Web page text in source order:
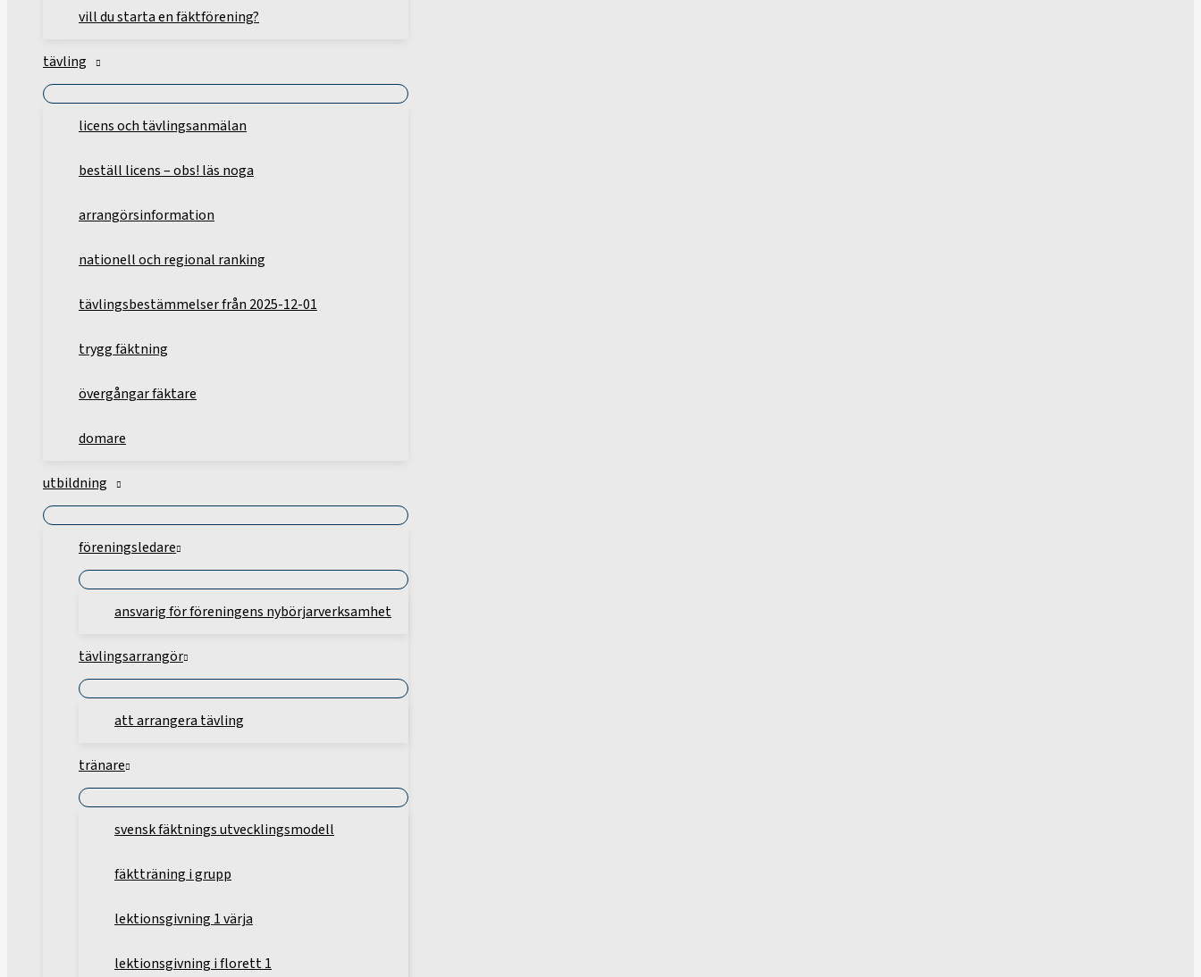
vill du starta en fäktförening?
tävling
licens och tävlingsanmälan
beställ licens – obs! läs noga
arrangörsinformation
nationell och regional ranking
tävlingsbestämmelser från 2025-12-01
trygg fäktning
övergångar fäktare
domare
utbildning
föreningsledare
ansvarig för föreningens nybörjarverksamhet
tävlingsarrangör
att arrangera tävling
tränare
svensk fäktnings utvecklingsmodell
fäktträning i grupp
lektionsgivning 1 värja
lektionsgivning i florett 1